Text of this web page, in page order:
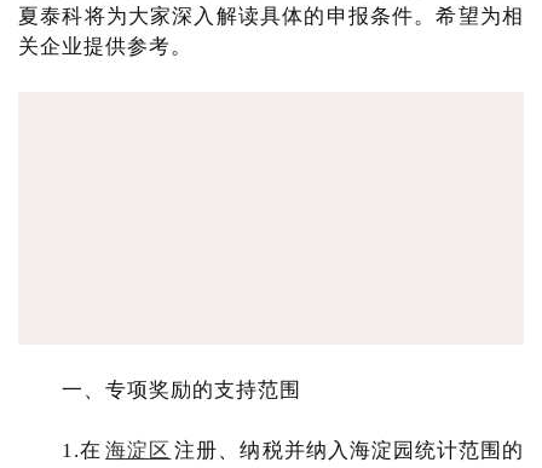
夏泰科将为大家深入解读具体的申报条件。希望为相
关企业提供参考。
一、专项奖励的支持范围
1.在 海淀区 注册、纳税并纳入海淀园统计范围的